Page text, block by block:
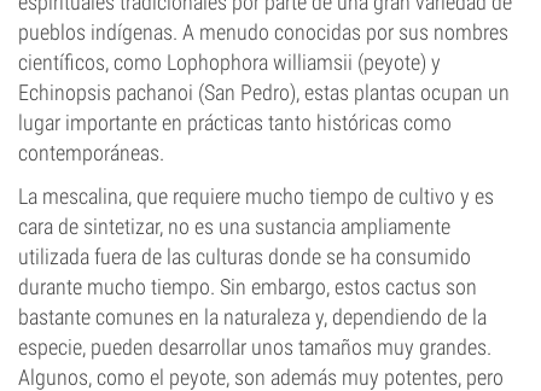
pueblos indígenas. A menudo conocidas por sus nombres
científicos, como Lophophora williamsii (peyote) y
Echinopsis pachanoi (San Pedro), estas plantas ocupan un
lugar importante en prácticas tanto históricas como
contemporáneas.
La mescalina, que requiere mucho tiempo de cultivo y es
cara de sintetizar, no es una sustancia ampliamente
utilizada fuera de las culturas donde se ha consumido
durante mucho tiempo. Sin embargo, estos cactus son
bastante comunes en la naturaleza y, dependiendo de la
especie, pueden desarrollar unos tamaños muy grandes.
Algunos, como el peyote, son además muy potentes, pero